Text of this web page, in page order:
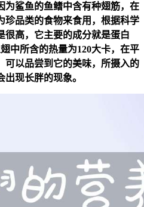
为鲨鱼的鱼鳍中含有种翅筋，在
珍品类的食物来食用，根据科学
很高，它主要的成分就是蛋白
中所含的热量为120大卡，在平
可以品尝到它的美味，所摄入的
现长胖的现象。